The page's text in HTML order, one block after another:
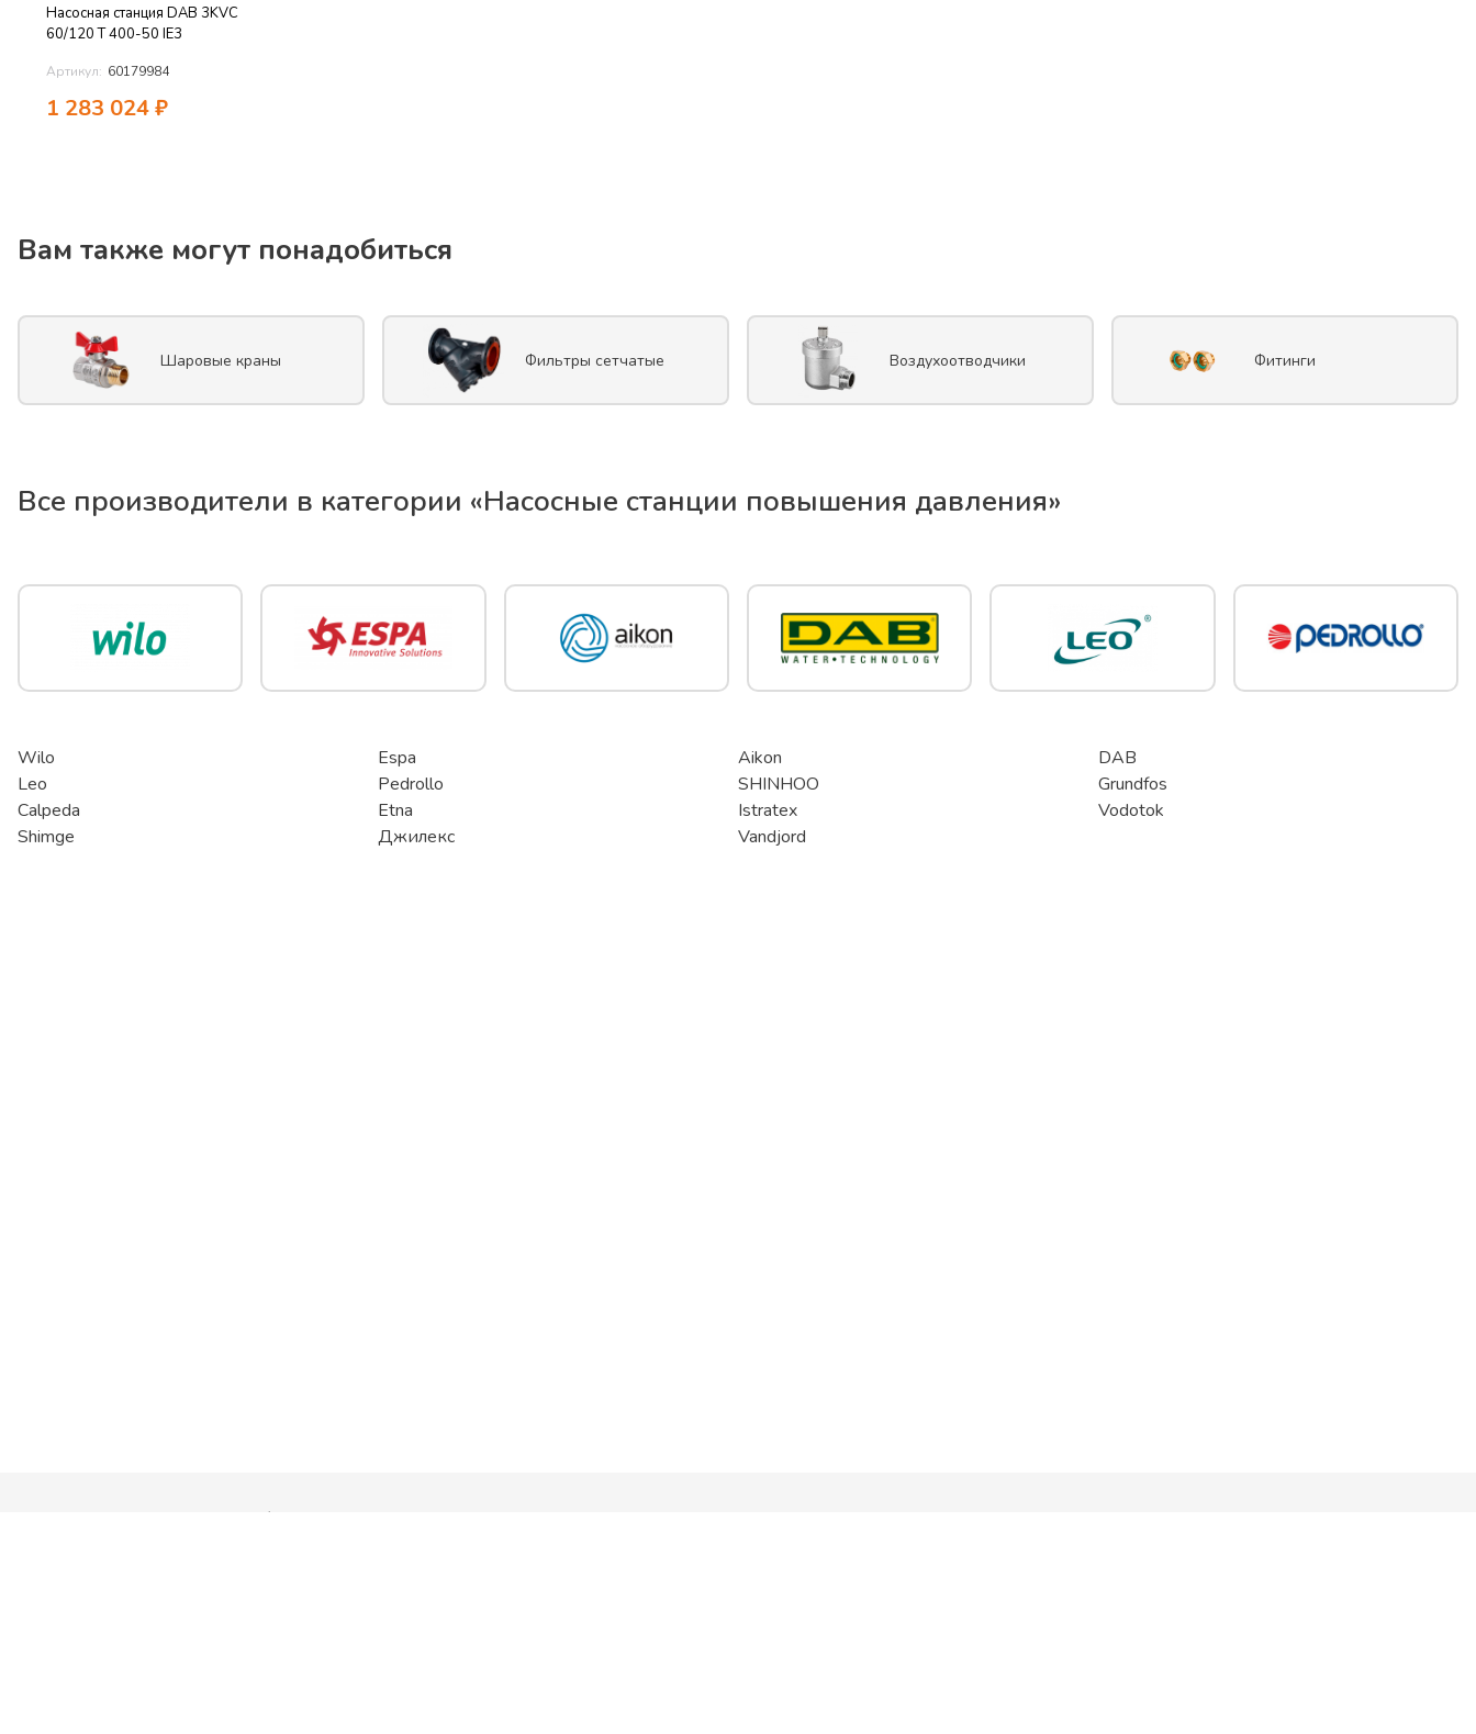
Насосная станция DAB 3KVC
60/120 T 400-50 IE3
Артикул: 60179984
1 283 024₽
Вам также могут понадобиться
Шаровые краны Фильтры сетчатые Воздухоотводчики Фитинги
Все производители в категории «Насосные станции повышения давления»
Wilo Espa Aikon
DAB
Leo
Pedrollo SHINHOO
Grundfos
Calpeda
Etna Istratex
Vodotok
Shimge
Джилекс Vandjord
Компания